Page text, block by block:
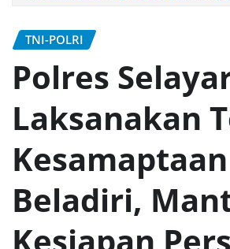
TNI-POLRI
Polres
Laksanakan
Beladiri,